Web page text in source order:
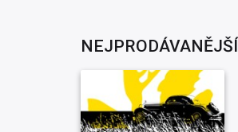
NEJPRODÁVANĚJŠÍ